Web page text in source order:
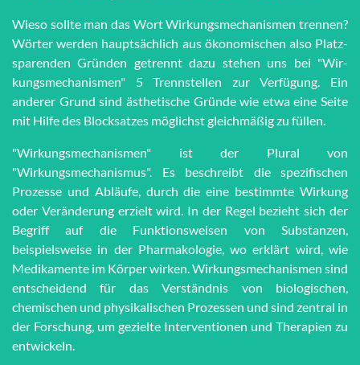
Wieso sollte man das Wort Wir­kungs­me­cha­nis­men trennen?
Wörter werden haupt­sächlich aus öko­no­mi­schen also Platz­
spar­en­den Grün­den getrennt dazu stehen uns bei "Wir­
kungs­me­cha­nis­men" 5 Trenn­stel­len zur Ver­fü­gung. Ein
anderer Grund sind äs­the­tische Grün­de wie et­wa eine Seite
mit Hilfe des Block­satzes möglichst gleich­mä­ßig zu füllen.
"Wirkungsmechanismen" ist der Plural von
"Wirkungsmechanismus". Es beschreibt die spezifischen
Prozesse und Abläufe, durch die eine bestimmte Wirkung
oder Veränderung erzielt wird. In der Regel bezieht sich der
Begriff auf die Funktionsweisen von Substanzen,
beispielsweise in der Pharmakologie, wo erklärt wird, wie
Medikamente im Körper wirken. Wirkungsmechanismen sind
entscheidend für das Verständnis von biologischen,
chemischen und physikalischen Prozessen und sind zentral in
der Forschung, um gezielte Interventionen und Therapien zu
entwickeln.